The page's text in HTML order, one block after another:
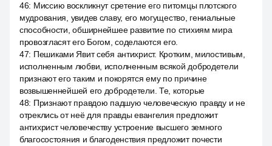
46: Миссию воскликнут сретение его питомцы плотского
мудрования, увидев славу, его могущество, гениальные
способности, обширнейшее развитие по стихиям мира
провозгласят его Богом, соделаются его.
47: Пешиками Явит себя антихрист. Кротким, милостивым,
исполненным любви, исполненным всякой добродетели
признают его таким и покорятся ему по причине
возвышеннейшей его добродетели. Те, которые
48: Признают правдою падшую человеческую правду и не
отреклись от неё для правды евангелия предложит
антихрист человечеству устроение высшего земного
благосостояния и благоденствия предложит почести